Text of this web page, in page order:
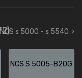
s 5000 - s 5540
NCS S 5005-B20G